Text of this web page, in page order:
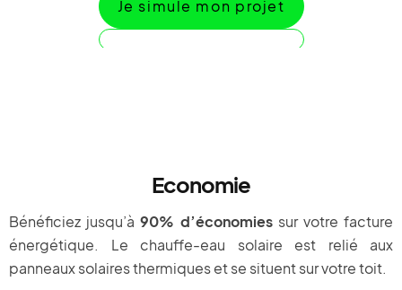
Je simule mon projet
Economie
Bénéficiez jusqu’à90% d’économiessur votre facture
énergétique. Le chauffe-eau solaire est relié aux
panneaux solaires thermiques et se situent sur votre toit.